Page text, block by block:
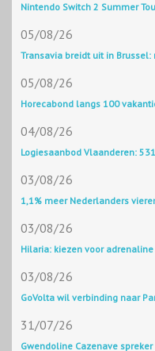
Nintendo Switch 2 Summer
05/08/26
Transavia breidt uit in
05/08/26
Horecabond langs 100
04/08/26
Logiesaanbod Vlaanderen:
03/08/26
1,1% meer Nederlanders
03/08/26
Hilaria: kiezen voor
03/08/26
GoVolta wil verbinding naar
31/07/26
Gwendoline Cazenave